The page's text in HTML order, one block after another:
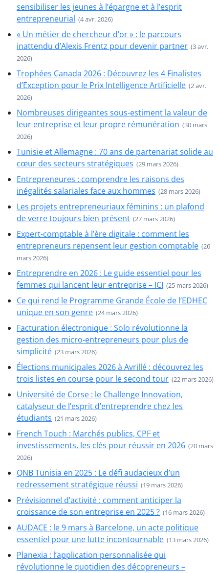
sensibiliser les jeunes à l’épargne et à l’esprit
entrepreneurial (4 avr. 2026)
« Un métier de chercheur d’or » : le parcours
inattendu d’Alexis Frentz pour devenir partner (3 avr.
2026)
Trophées Canada 2026 : Découvrez les 4 Finalistes
d’Exception pour le Prix Intelligence Artificielle (2 avr.
2026)
Nombreuses dirigeantes sous-estiment la valeur de
leur entreprise et leur propre rémunération (30 mars
2026)
Tunisie et Allemagne : 70 ans de partenariat solide au
cœur des secteurs stratégiques (29 mars 2026)
Entrepreneures : comprendre les raisons des
inégalités salariales face aux hommes (28 mars 2026)
Les projets entrepreneuriaux féminins : un plafond
de verre toujours bien présent (27 mars 2026)
Expert-comptable à l’ère digitale : comment les
entrepreneurs repensent leur gestion comptable (26
mars 2026)
Entreprendre en 2026 : Le guide essentiel pour les
femmes qui lancent leur entreprise – ICI (25 mars 2026)
Ce qui rend le Programme Grande École de l’EDHEC
unique en son genre (24 mars 2026)
Facturation électronique : Solo révolutionne la
gestion des micro-entrepreneurs pour plus de
simplicité (23 mars 2026)
Élections municipales 2026 à Avrillé : découvrez les
trois listes en course pour le second tour (22 mars 2026)
Université de Corse : le Challenge Innovation,
catalyseur de l’esprit d’entreprendre chez les
étudiants (21 mars 2026)
French Touch : Marchés publics, CPF et
investissements, les clés pour réussir en 2026 (20 mars
2026)
QNB Tunisia en 2025 : Le défi audacieux d’un
redressement stratégique réussi (19 mars 2026)
Prévisionnel d’activité : comment anticiper la
croissance de son entreprise en 2025 ? (16 mars 2026)
AUDACE : le 9 mars à Barcelone, un acte politique
essentiel pour une lutte incontournable (13 mars 2026)
Planexia : l’application personnalisée qui
révolutionne le quotidien des décopreneurs –